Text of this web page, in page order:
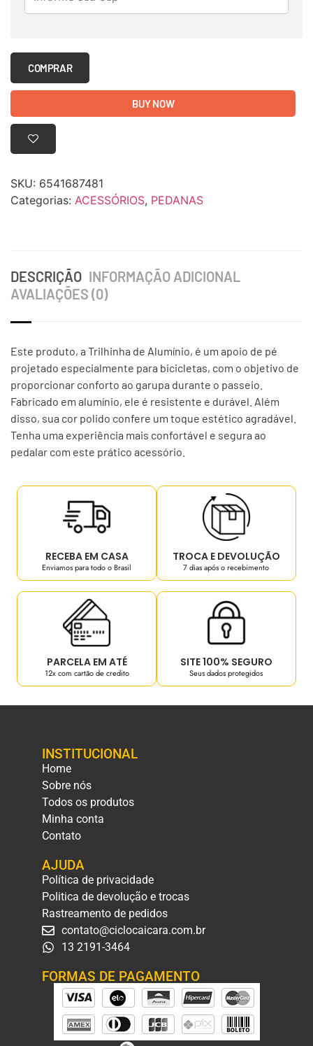
COMPRAR
BUY NOW
SKU: 6541687481
Categorias: ACESSÓRIOS, PEDANAS
DESCRIÇÃO INFORMAÇÃO ADICIONAL
AVALIAÇÕES (0)
Este produto, a Trilhinha de Alumínio, é um apoio de pé
projetado especialmente para bicicletas, com o objetivo de
proporcionar conforto ao garupa durante o passeio.
Fabricado em alumínio, ele é resistente e durável. Além
disso, sua cor polido confere um toque estético agradável.
Tenha uma experiência mais confortável e segura ao
pedalar com este prático acessório.
RECEBA EM CASA
Enviamos para todo o Brasil
TROCA E DEVOLUÇÃO
7 dias após o recebimento
PARCELA EM ATÉ
12x com cartão de credito
SITE 100% SEGURO
Seus dados protegidos
INSTITUCIONAL
Home
Sobre nós
Todos os produtos
Minha conta
Contato
AJUDA
Política de privacidade
Politica de devolução e trocas
Rastreamento de pedidos
contato@ciclocaicara.com.br
13 2191-3464
FORMAS DE PAGAMENTO